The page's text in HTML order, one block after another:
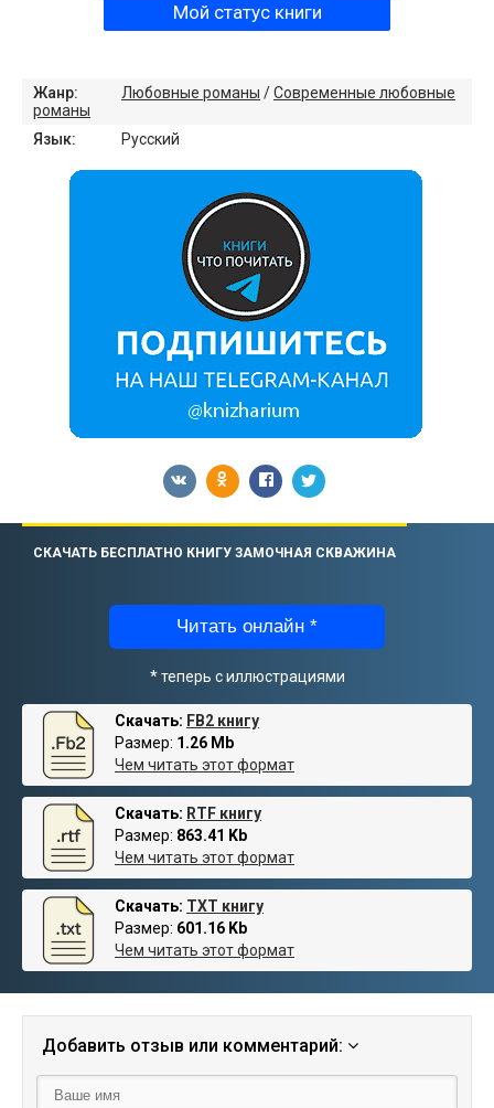
Мой статус книги
Жанр: Любовные романы /Современные любовные
романы
Язык:
Русский
СКАЧАТЬ БЕСПЛАТНО КНИГУ ЗАМОЧНАЯ СКВАЖИНА
Читать онлайн *
* теперь с иллюстрациями
Скачать: FB2 книгу
Размер: 1.26 Mb
Чем читать этот формат
Скачать: RTF книгу
Размер: 863.41 Kb
Чем читать этот формат
Скачать: TXT книгу
Размер: 601.16 Kb
Чем читать этот формат
Добавить отзыв или комментарий: